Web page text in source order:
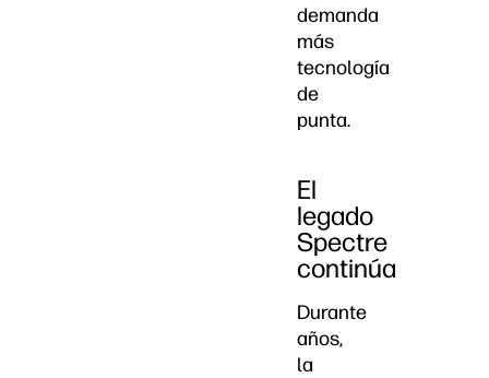
demanda
más
tecnología
de
punta.
El
legado
Spectre
continúa
Durante
años,
la